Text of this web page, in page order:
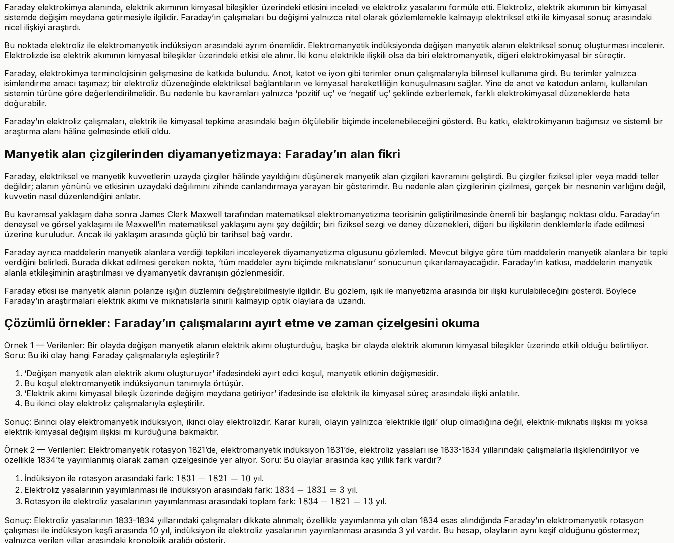
Faraday elektrokimya alanında, elektrik akımının kimyasal bileşikler üzerindeki etkisini inceledi ve elektroliz yasalarını formüle etti. Elektroliz, elektrik akımının bir kimyasal
sistemde değişim meydana getirmesiyle ilgilidir. Faraday’ın çalışmaları bu değişimi yalnızca nitel olarak gözlemlemekle kalmayıp elektriksel etki ile kimyasal sonuç arasındaki
nicel ilişkiyi araştırdı.
Bu noktada elektroliz ile elektromanyetik indüksiyon arasındaki ayrım önemlidir. Elektromanyetik indüksiyonda değişen manyetik alanın elektriksel sonuç oluşturması incelenir.
Elektrolizde ise elektrik akımının kimyasal bileşikler üzerindeki etkisi ele alınır. İki konu elektrikle ilişkili olsa da biri elektromanyetik, diğeri elektrokimyasal bir süreçtir.
Faraday, elektrokimya terminolojisinin gelişmesine de katkıda bulundu. Anot, katot ve iyon gibi terimler onun çalışmalarıyla bilimsel kullanıma girdi. Bu terimler yalnızca
isimlendirme amacı taşımaz; bir elektroliz düzeneğinde elektriksel bağlantıların ve kimyasal hareketliliğin konuşulmasını sağlar. Yine de anot ve katodun anlamı, kullanılan
sistemin türüne göre değerlendirilmelidir. Bu nedenle bu kavramları yalnızca ‘pozitif uç’ ve ‘negatif uç’ şeklinde ezberlemek, farklı elektrokimyasal düzeneklerde hata
doğurabilir.
Faraday’ın elektroliz çalışmaları, elektrik ile kimyasal tepkime arasındaki bağın ölçülebilir biçimde incelenebileceğini gösterdi. Bu katkı, elektrokimyanın bağımsız ve sistemli bir
araştırma alanı hâline gelmesinde etkili oldu.
Manyetik alan çizgilerinden diyamanyetizmaya: Faraday’ın alan fikri
Faraday, elektriksel ve manyetik kuvvetlerin uzayda çizgiler hâlinde yayıldığını düşünerek manyetik alan çizgileri kavramını geliştirdi. Bu çizgiler fiziksel ipler veya maddi teller
değildir; alanın yönünü ve etkisinin uzaydaki dağılımını zihinde canlandırmaya yarayan bir gösterimdir. Bu nedenle alan çizgilerinin çizilmesi, gerçek bir nesnenin varlığını değil,
kuvvetin nasıl düzenlendiğini anlatır.
Bu kavramsal yaklaşım daha sonra James Clerk Maxwell tarafından matematiksel elektromanyetizma teorisinin geliştirilmesinde önemli bir başlangıç noktası oldu. Faraday’ın
deneysel ve görsel yaklaşımı ile Maxwell’in matematiksel yaklaşımı aynı şey değildir; biri fiziksel sezgi ve deney düzenekleri, diğeri bu ilişkilerin denklemlerle ifade edilmesi
üzerine kuruludur. Ancak iki yaklaşım arasında güçlü bir tarihsel bağ vardır.
Faraday ayrıca maddelerin manyetik alanlara verdiği tepkileri inceleyerek diyamanyetizma olgusunu gözlemledi. Mevcut bilgiye göre tüm maddelerin manyetik alanlara bir tepki
verdiğini belirledi. Burada dikkat edilmesi gereken nokta, ‘tüm maddeler aynı biçimde mıknatıslanır’ sonucunun çıkarılamayacağıdır. Faraday’ın katkısı, maddelerin manyetik
alanla etkileşiminin araştırılması ve diyamanyetik davranışın gözlenmesidir.
Faraday etkisi ise manyetik alanın polarize ışığın düzlemini değiştirebilmesiyle ilgilidir. Bu gözlem, ışık ile manyetizma arasında bir ilişki kurulabileceğini gösterdi. Böylece
Faraday’ın araştırmaları elektrik akımı ve mıknatıslarla sınırlı kalmayıp optik olaylara da uzandı.
Çözümlü örnekler: Faraday’ın çalışmalarını ayırt etme ve zaman çizelgesini okuma
Örnek 1 — Verilenler: Bir olayda değişen manyetik alanın elektrik akımı oluşturduğu, başka bir olayda elektrik akımının kimyasal bileşikler üzerinde etkili olduğu belirtiliyor.
Soru: Bu iki olay hangi Faraday çalışmalarıyla eşleştirilir?
‘Değişen manyetik alan elektrik akımı oluşturuyor’ ifadesindeki ayırt edici koşul, manyetik etkinin değişmesidir.
Bu koşul elektromanyetik indüksiyonun tanımıyla örtüşür.
‘Elektrik akımı kimyasal bileşik üzerinde değişim meydana getiriyor’ ifadesinde ise elektrik ile kimyasal süreç arasındaki ilişki anlatılır.
Bu ikinci olay elektroliz çalışmalarıyla eşleştirilir.
Sonuç: Birinci olay elektromanyetik indüksiyon, ikinci olay elektrolizdir. Karar kuralı, olayın yalnızca ‘elektrikle ilgili’ olup olmadığına değil, elektrik-mıknatıs ilişkisi mi yoksa
elektrik-kimyasal değişim ilişkisi mi kurduğuna bakmaktır.
Örnek 2 — Verilenler: Elektromanyetik rotasyon 1821’de, elektromanyetik indüksiyon 1831’de, elektroliz yasaları ise 1833-1834 yıllarındaki çalışmalarla ilişkilendiriliyor ve
özellikle 1834’te yayımlanmış olarak zaman çizelgesinde yer alıyor. Soru: Bu olaylar arasında kaç yıllık fark vardır?
İndüksiyon ile rotasyon arasındaki fark: 1831
-
1821
1831 − 1821 = 10 yıl.
Elektroliz yasalarının yayımlanması ile indüksiyon arasındaki fark: 1834
-
= 3
1834 − 1831 = 3 yıl.
Rotasyon ile elektroliz yasalarının yayımlanması arasındaki toplam fark: 1834
1821
= 13
1834 − 1821 = 13 yıl.
Sonuç: Elektroliz yasalarının 1833-1834 yıllarındaki çalışmaları dikkate alınmalı; özellikle yayımlanma yılı olan 1834 esas alındığında Faraday’ın elektromanyetik rotasyon
çalışması ile indüksiyon keşfi arasında 10 yıl, indüksiyon ile elektroliz yasalarının yayımlanması arasında 3 yıl vardır. Bu hesap, olayların aynı keşif olduğunu göstermez;
yalnızca verilen yıllar arasındaki kronolojik aralığı gösterir.